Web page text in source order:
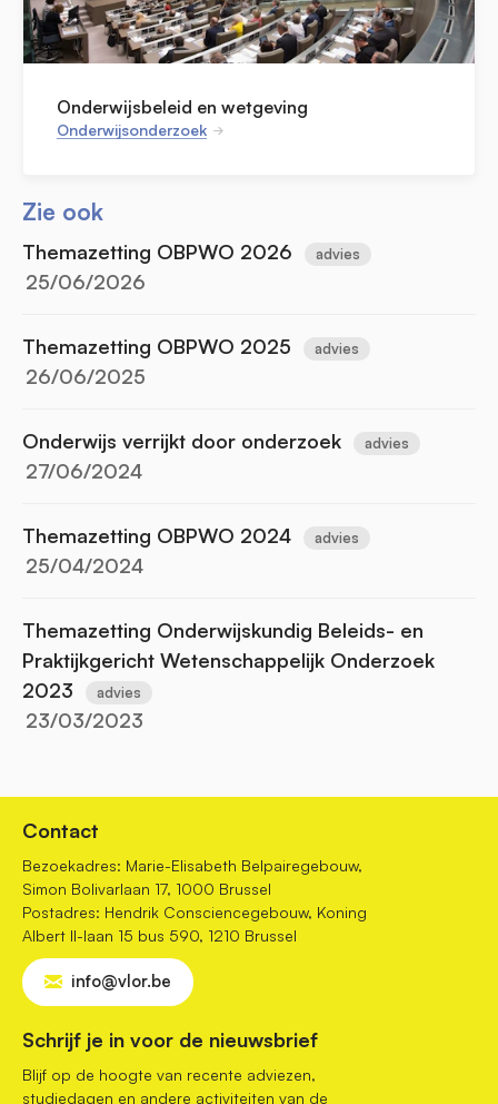
Onderwijsbeleid en wetgeving
Onderwijsonderzoek
Zie ook
Themazetting OBPWO 2026 advies
25/06/2026
Themazetting OBPWO 2025 advies
26/06/2025
Onderwijs verrijkt door onderzoek advies
27/06/2024
Themazetting OBPWO 2024 advies
25/04/2024
Themazetting Onderwijskundig Beleids- en
Praktijkgericht Wetenschappelijk Onderzoek
2023
advies
23/03/2023
Contact
Bezoekadres: Marie-Elisabeth Belpairegebouw,
Simon Bolivarlaan 17, 1000 Brussel
Postadres: Hendrik Consciencegebouw, Koning
Albert II-laan 15 bus 590, 1210 Brussel
info@vlor.be
Schrijf je in voor de nieuwsbrief
Blijf op de hoogte van recente adviezen,
studiedagen en andere activiteiten van de